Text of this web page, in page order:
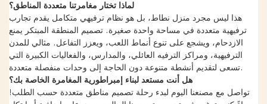
لماذا تختار مغامرتنا متعددة المناطق؟
هذا ليس مجرد منزل نطاط، بل هو نظام ترفيهي متكامل يقدم تجارب
ترفيهية متعددة في مساحة واحدة صغيرة. تصميم المنطقة المبتكر يمنع
الازدحام، ويشجع على تنوع أنماط اللعب، ويعزز التفاعل. مثالي للمدن
الترفيهية، ومراكز الترفيه العائلي، والمدارس، والفعاليات الكبيرة التي
تسعى لتقديم أنشطة متنوعة دون الحاجة إلى وحدات منفصلة متعددة.
هل أنت مستعد لبناء إمبراطورية المغامرة الخاصة بك؟
تواصل مع مصنعنا اليوم لبدء رحلة تصميم مناطق متعددة حسب الطلب!